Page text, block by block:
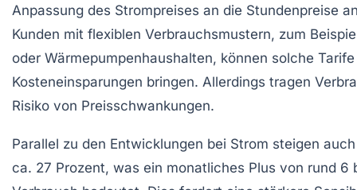
Anpassung des Strompreises an die Stundenpreise
Kunden mit flexiblen Verbrauchsmustern, zum
oder Wärmepumpenhaushalten, können solche
Kosteneinsparungen bringen. Allerdings tragen
Risiko von Preisschwankungen.
Parallel zu den Entwicklungen bei Strom steigen
ca. 27 Prozent, was ein monatliches Plus von rund 6